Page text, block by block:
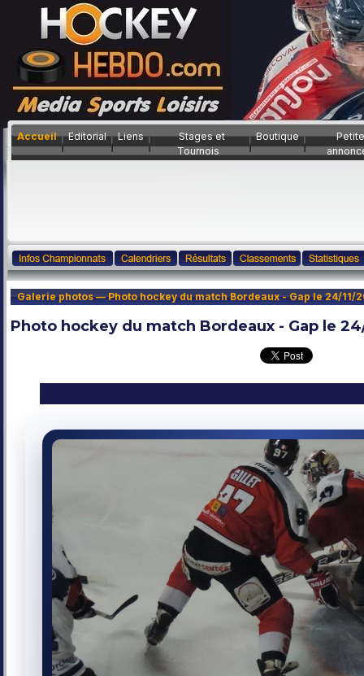
Accueil Editorial Liens
Stages et
Tournois
Boutique
Galerie photos — Photo hockey du match Bordeaux - Gap le 24/11/
Photo hockey du match Bordeaux - Gap le 24/